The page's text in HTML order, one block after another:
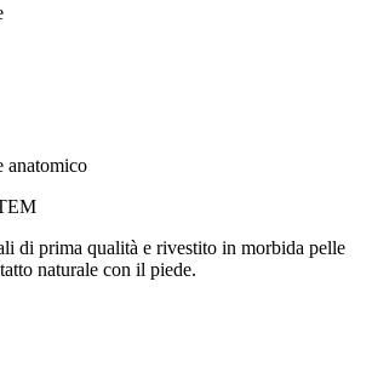
anatomico
di prima qualità e rivestito in morbida pelle
naturale con il piede.